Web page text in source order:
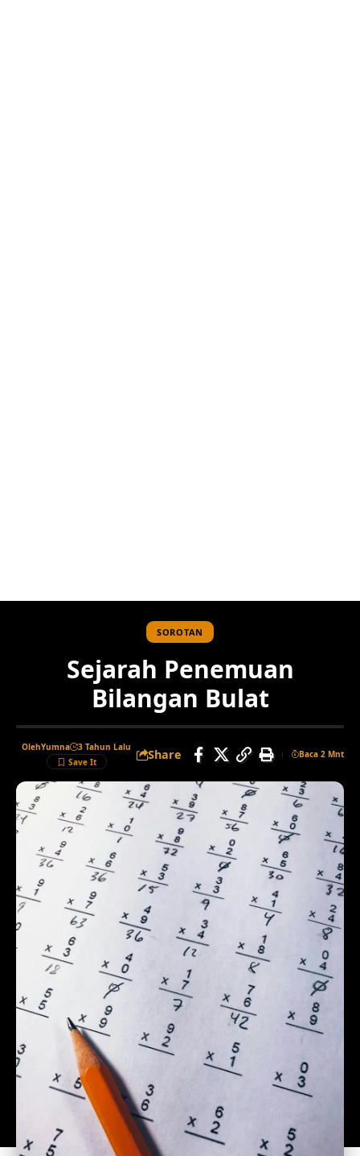
SOROTAN
Sejarah Penemuan
Bilangan Bulat
OlehYumna 3 Tahun Lalu Share Baca 2 Mnt